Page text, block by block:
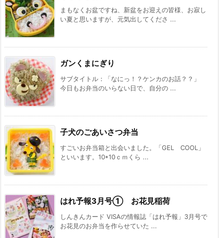
まもなくお盆ですね、新盆をお迎えの皆様、お寂し
い夏と思いますが、元気出してくださ ...
ガンくまにぎり
サブタイトル：「なにっ！？ケンカのお話？？」
今日もお弁当のいらない日で、自分の ...
子犬のごあいさつ弁当
すごいお弁当箱と出会いました。「GEL COOL」
といいます。10*10ｃｍくら ...
はれ予報3月号① お花見稲荷
しんきんカード VISAの情報誌「はれ予報」3月号で
お花見のお弁当を作らせていた ...